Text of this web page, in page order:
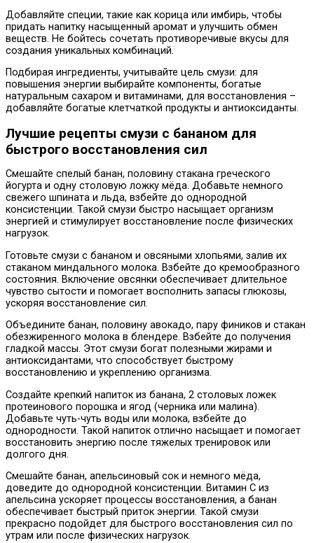
Добавляйте специи, такие как корица или имбирь, чтобы
придать напитку насыщенный аромат и улучшить обмен
веществ. Не бойтесь сочетать противоречивые вкусы для
создания уникальных комбинаций.
Подбирая ингредиенты, учитывайте цель смузи: для
повышения энергии выбирайте компоненты, богатые
натуральным сахаром и витаминами, для восстановления –
добавляйте богатые клетчаткой продукты и антиоксиданты.
Лучшие рецепты смузи с бананом для
быстрого восстановления сил
Смешайте спелый банан, половину стакана греческого
йогурта и одну столовую ложку мёда. Добавьте немного
свежего шпината и льда, взбейте до однородной
консистенции. Такой смузи быстро насыщает организм
энергией и стимулирует восстановление после физических
нагрузок.
Готовьте смузи с бананом и овсяными хлопьями, залив их
стаканом миндального молока. Взбейте до кремообразного
состояния. Включение овсянки обеспечивает длительное
чувство сытости и помогает восполнить запасы глюкозы,
ускоряя восстановление сил.
Объедините банан, половину авокадо, пару фиников и стакан
обезжиренного молока в блендере. Взбейте до получения
гладкой массы. Этот смузи богат полезными жирами и
антиоксидантами, что способствует быстрому
восстановлению и укреплению организма.
Создайте крепкий напиток из банана, 2 столовых ложек
протеинового порошка и ягод (черника или малина).
Добавьте чуть-чуть воды или молока, взбейте до
однородности. Такой напиток отлично насыщает и помогает
восстановить энергию после тяжелых тренировок или
долгого дня.
Смешайте банан, апельсиновый сок и немного мёда,
доведите до однородной консистенции. Витамин С из
апельсина ускоряет процессы восстановления, а банан
обеспечивает быстрый приток энергии. Такой смузи
прекрасно подойдет для быстрого восстановления сил по
утрам или после физических нагрузок.